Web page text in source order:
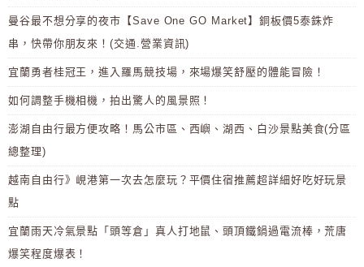
曼谷最不想分享的夜市【Save One GO Market】銅板價5泰銖炸
串，快帶你朋友來！(交通.營業資訊)
宜蘭勇者桂冠王，進入羅馬競技場，來場爆笑舒壓的體能冒險！
如何調整手機相機，拍出驚人的風景照！
澎湖自由行最方便攻略！馬公市區、西嶼、湖西、白沙景點美食(分區
總整理)
越南自由行》峴港第一次去怎麼玩？平價住宿推薦超詳細好吃好玩景
點
宜蘭雨天冷氣景點「頭等倉」真人打地鼠、頭頂鐵鍋過電流棒，荒唐
爆笑程度爆表！